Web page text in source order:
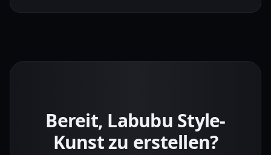
Bereit, Labubu Style-
Kunst zu erstellen?